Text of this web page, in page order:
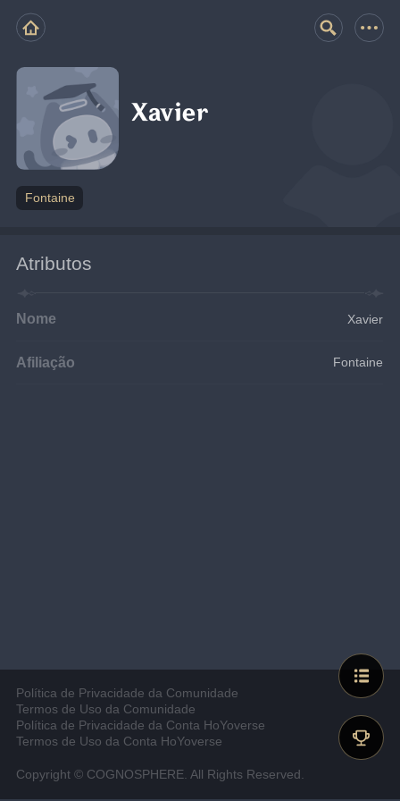
Xavier
Fontaine
Atributos
Nome Xavier
Afiliação Fontaine
Política de Privacidade da Comunidade
Termos de Uso da Comunidade
Política de Privacidade da Conta HoYoverse
Termos de Uso da Conta HoYoverse
Copyright © COGNOSPHERE. All Rights Reserved.